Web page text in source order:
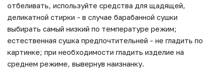
отбеливать, используйте средства для щадящей,
деликатной стирки - в случае барабанной сушки
выбирать самый низкий по температуре режим;
естественная сушка предпочтительней - не гладить по
картинке; при необходимости гладить изделие на
среднем режиме, вывернув наизнанку.